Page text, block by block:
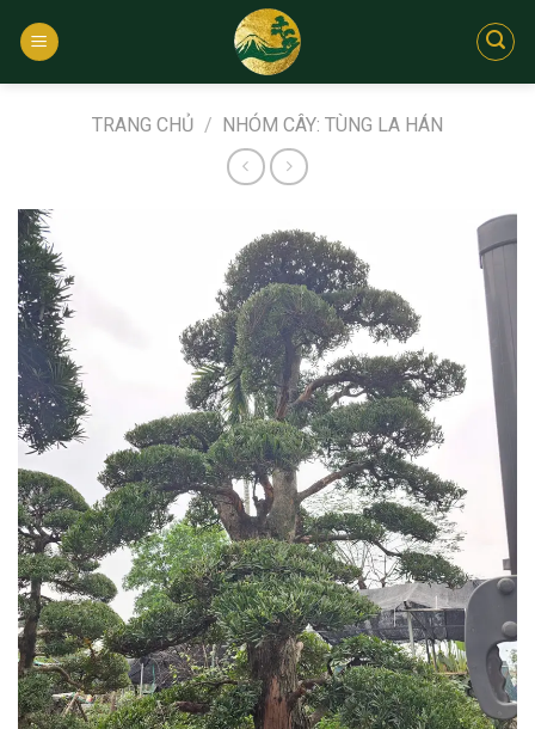
qua
TRANG CHỦ / NHÓM CÂY: TÙNG LA HÁN